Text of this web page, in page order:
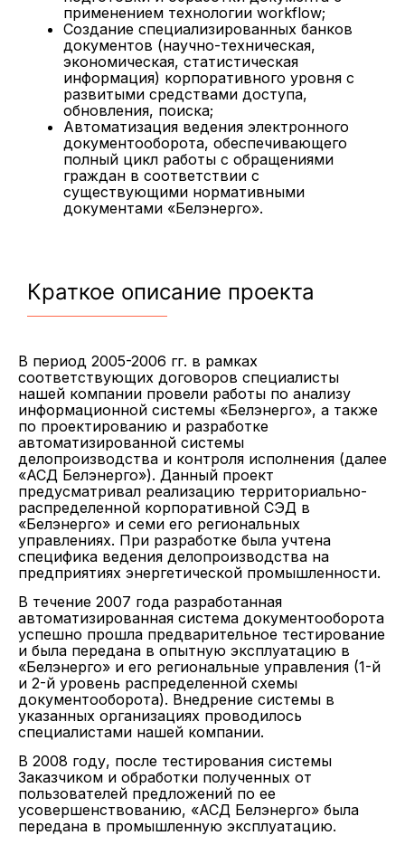
применением технологии workflow;
Создание специализированных банков
документов (научно-техническая,
экономическая, статистическая
информация) корпоративного уровня с
развитыми средствами доступа,
обновления, поиска;
Автоматизация ведения электронного
документооборота, обеспечивающего
полный цикл работы с обращениями
граждан в соответствии с
существующими нормативными
документами «Белэнерго».
Краткое описание проекта
В период 2005-2006 гг. в рамках
соответствующих договоров специалисты
нашей компании провели работы по анализу
информационной системы «Белэнерго», а также
по проектированию и разработке
автоматизированной системы
делопроизводства и контроля исполнения (далее
«АСД Белэнерго»). Данный проект
предусматривал реализацию территориально-
распределенной корпоративной СЭД в
«Белэнерго» и семи его региональных
управлениях. При разработке была учтена
специфика ведения делопроизводства на
предприятиях энергетической промышленности.
В течение 2007 года разработанная
автоматизированная система документооборота
успешно прошла предварительное тестирование
и была передана в опытную эксплуатацию в
«Белэнерго» и его региональные управления (1-й
и 2-й уровень распределенной схемы
документооборота). Внедрение системы в
указанных организациях проводилось
специалистами нашей компании.
В 2008 году, после тестирования системы
Заказчиком и обработки полученных от
пользователей предложений по ее
усовершенствованию, «АСД Белэнерго» была
передана в промышленную эксплуатацию.